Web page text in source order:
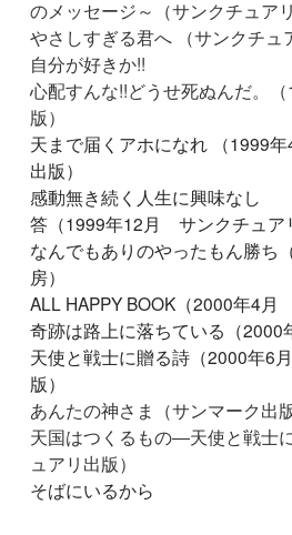
のメッセージ～（サンクチュア
やさしすぎる君へ （サンクチュ
自分が好きか!!
心配すんな!!どうせ死ぬんだ。
版）
天まで届くアホになれ （1999
出版）
感動無き続く人生に興味なし
答（1999年12月 サンクチュア
なんでもありのやったもん勝
房）
ALL HAPPY BOOK（2000年4月
奇跡は路上に落ちている（2000
天使と戦士に贈る詩（2000年6
版）
あんたの神さま（サンマーク出版
天国はつくるもの―天使と戦士
ュアリ出版）
そばにいるから